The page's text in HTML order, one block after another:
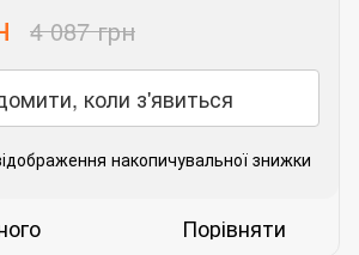
4 087 грн
коли з'явиться
накопичувальної знижки
Порівняти